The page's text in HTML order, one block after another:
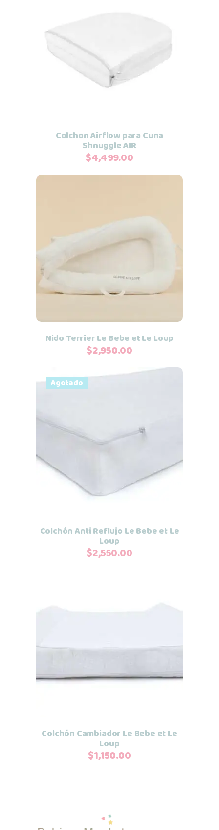
Colchon Airflow para Cuna
Shnuggle AIR
$4,499.00
Añadir al carrito
Nido Terrier Le Bebe et Le Loup
$2,950.00
Agotado
Leer más
Colchón Anti Reflujo Le Bebe et Le
Loup
$2,550.00
Colchón Cambiador Le Bebe et Le
Loup
$1,150.00